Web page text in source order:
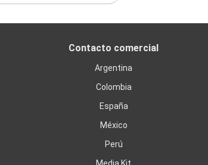
Contacto comercial
Argentina
Colombia
España
México
Perú